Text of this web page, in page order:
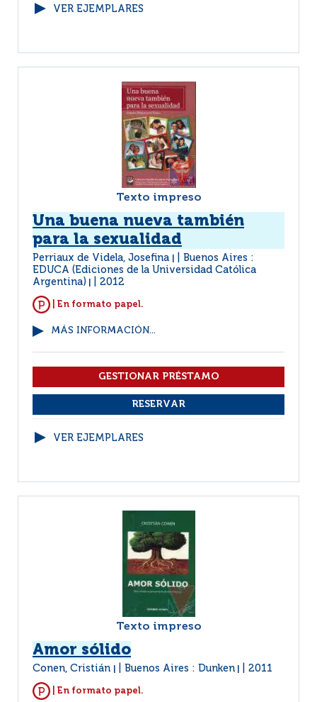
VER EJEMPLARES
Texto impreso
Una buena nueva también
para la sexualidad
Perriaux de Videla, Josefina
Buenos Aires :
EDUCA (Ediciones de la Universidad Católica
Argentina)
2012
| En formato papel.
MÁS INFORMACIÓN...
VER EJEMPLARES
Texto impreso
Amor sólido
Conen, Cristián Buenos Aires : Dunken 2011
| En formato papel.